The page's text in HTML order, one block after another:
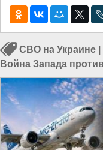
СВО на Украине
Война Запада